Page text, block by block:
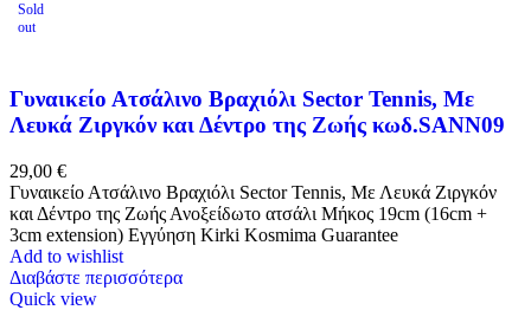
Sold
out
Γυναικείο Ατσάλινο Βραχιόλι Sector Tennis, Με
Λευκά Ζιργκόν και Δέντρο της Ζωής κωδ.SANN09
29,00 €
Γυναικείο Ατσάλινο Βραχιόλι Sector Tennis, Με Λευκά Ζιργκόν
και Δέντρο της Ζωής Ανοξείδωτο ατσάλι Μήκος 19cm (16cm +
3cm extension) Εγγύηση Kirki Kosmima Guarantee
Add to wishlist
Διαβάστε περισσότερα
Quick view